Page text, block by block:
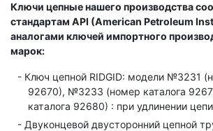
Ключи цепные нашего производства
стандартам API (American Petroleum
аналогами ключей импортного
марок:
Ключ цепной RIDGID: модели №3231
92670), №3233 (номер каталога
каталога 92680) : при удлинении
Двуконцевой двусторонний цепной